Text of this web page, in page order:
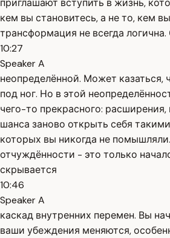
приглашают вступить в жизнь,
кем вы становитесь, а не то, кем
трансформация не всегда
10:27
Speaker A
неопределённой. Может казаться,
под ног. Но в этой
чего-то прекрасного:
шанса заново открыть себя
которых вы никогда не
отчуждённости - это только
скрывается
10:46
Speaker A
каскад внутренних перемен. Вы
ваши убеждения меняются,